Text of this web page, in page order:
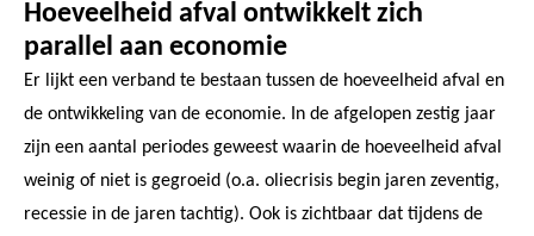
Hoeveelheid afval ontwikkelt zich
parallel aan economie
Er lijkt een verband te bestaan tussen de hoeveelheid afval en
de ontwikkeling van de economie. In de afgelopen zestig jaar
zijn een aantal periodes geweest waarin de hoeveelheid afval
weinig of niet is gegroeid (o.a. oliecrisis begin jaren zeventig,
recessie in de jaren tachtig). Ook is zichtbaar dat tijdens de